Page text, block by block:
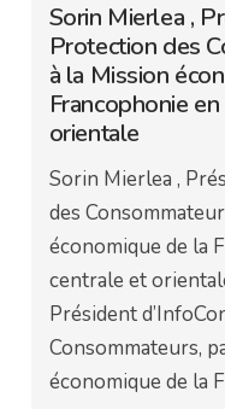
Sorin Mierlea ,
Protection des
à la Mission
Francophonie
orientale
Sorin Mierlea ,
des
économique de la
centrale et
Président
Consommateurs,
économique de la